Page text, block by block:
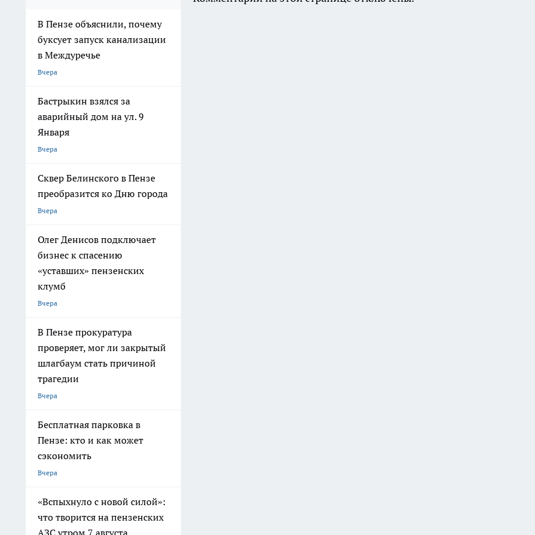
В Пензе объяснили, почему
буксует запуск канализации
в Междуречье
Вчера
Бастрыкин взялся за
аварийный дом на ул. 9
Января
Вчера
Сквер Белинского в Пензе
преобразится ко Дню города
Вчера
Олег Денисов подключает
бизнес к спасению
«уставших» пензенских
клумб
Вчера
В Пензе прокуратура
проверяет, мог ли закрытый
шлагбаум стать причиной
трагедии
Вчера
Бесплатная парковка в
Пензе: кто и как может
сэкономить
Вчера
«Вспыхнуло с новой силой»:
что творится на пензенских